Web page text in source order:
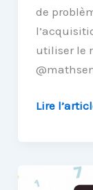
de
utiliser le
COVID19
M@ths
Lire